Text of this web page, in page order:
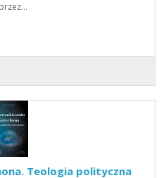
Teologia polityczna